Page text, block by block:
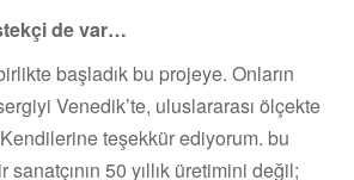
de var…
başladık bu projeye. Onların
Venedik’te, uluslararası ölçekte
teşekkür ediyorum. bu
sanatçının 50 yıllık üretimini değil;